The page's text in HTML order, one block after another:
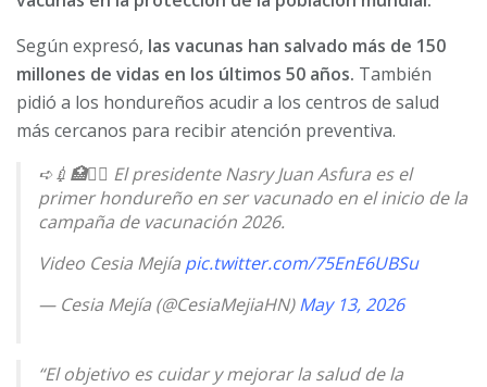
Según expresó, las vacunas han salvado más de 150
millones de vidas en los últimos 50 años. También
pidió a los hondureños acudir a los centros de salud
más cercanos para recibir atención preventiva.
➪💉🏥👨‍⚕️ El presidente Nasry Juan Asfura es el
primer hondureño en ser vacunado en el inicio de la
campaña de vacunación 2026.
Video Cesia Mejía pic.twitter.com/75EnE6UBSu
— Cesia Mejía (@CesiaMejiaHN)May 13, 2026
“El objetivo es cuidar y mejorar la salud de la